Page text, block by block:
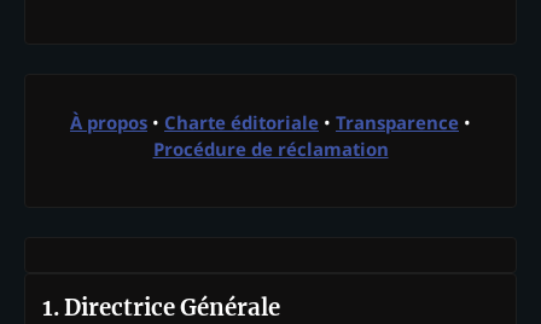
À propos • Charte éditoriale • Transparence •
Procédure de réclamation
1. Directrice Générale